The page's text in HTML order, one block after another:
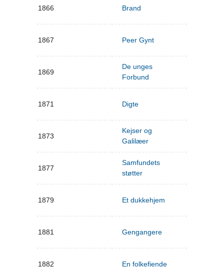
1866 Brand
1867 Peer Gynt
1869
De unges
Forbund
1871 Digte
1873
Kejser og
Galilæer
1877
Samfundets
støtter
1879 Et dukkehjem
1881 Gengangere
1882 En folkefiende